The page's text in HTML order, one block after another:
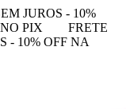
JUROS - 10%
PIX
FRETE
- 10% OFF NA